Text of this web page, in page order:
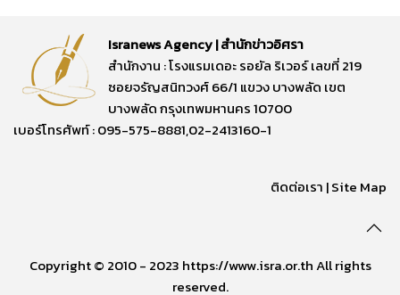
Isranews Agency | สำนักข่าวอิศรา
สำนักงาน : โรงแรมเดอะ รอยัล ริเวอร์ เลขที่ 219
ซอยจรัญสนิทวงศ์ 66/1 แขวง บางพลัด เขต
บางพลัด กรุงเทพมหานคร 10700
เบอร์โทรศัพท์ : 095-575-8881,02-2413160-1
ติดต่อเรา |Site Map
Copyright © 2010 - 2023 https://www.isra.or.th All rights
reserved.